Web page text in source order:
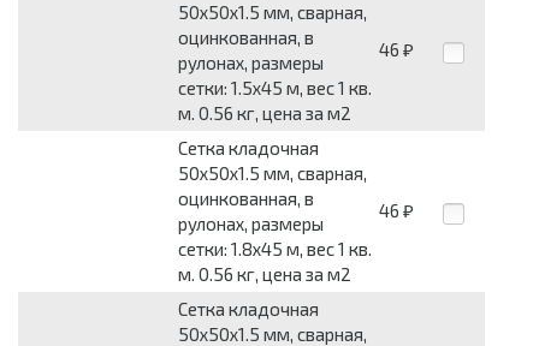
50x50x1.5 мм, сварная,
оцинкованная, в
рулонах, размеры
сетки: 1.5x45 м, вес 1 кв.
м. 0.56 кг, цена за м2
46 ₽
Сетка кладочная
50x50x1.5 мм, сварная,
оцинкованная, в
рулонах, размеры
сетки: 1.8x45 м, вес 1 кв.
м. 0.56 кг, цена за м2
46 ₽
Сетка кладочная
50x50x1.5 мм, сварная,